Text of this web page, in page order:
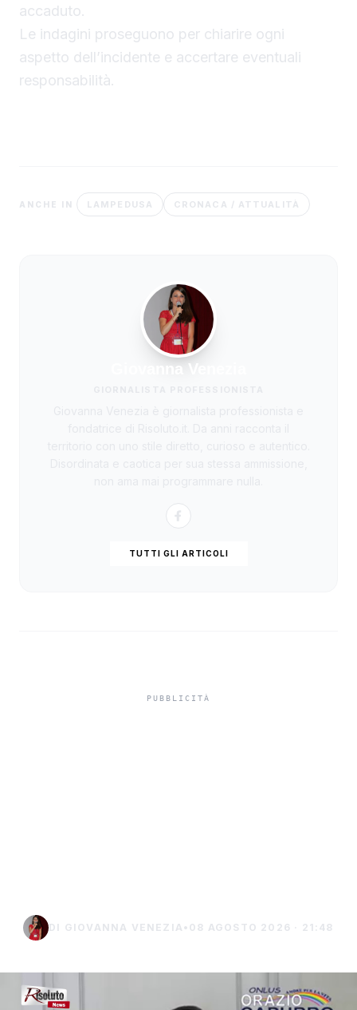
accaduto.
Le indagini proseguono per chiarire ogni
aspetto dell’incidente e accertare eventuali
responsabilità.
ANCHE IN LAMPEDUSA CRONACA / ATTUALITÀ
Giovanna Venezia
TUTTI GLI ARTICOLI
DI GIOVANNA VENEZIA • 08 AGOSTO 2026 · 21:48